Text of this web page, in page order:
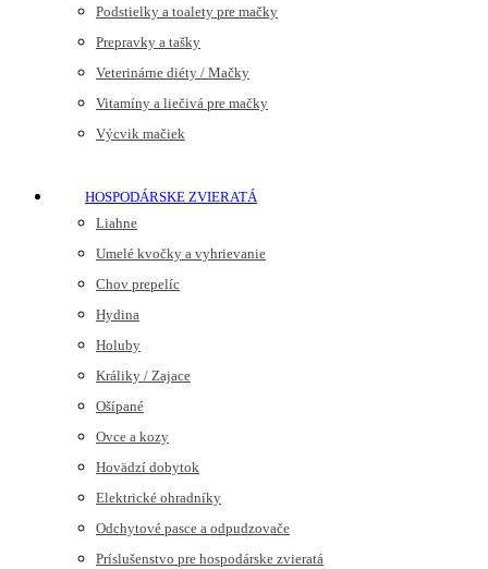
Podstielky a toalety pre mačky
Prepravky a tašky
Veterinárne diéty / Mačky
Vitamíny a liečivá pre mačky
Výcvik mačiek
HOSPODÁRSKE ZVIERATÁ
Liahne
Umelé kvočky a vyhrievanie
Chov prepelíc
Hydina
Holuby
Králiky / Zajace
Ošípané
Ovce a kozy
Hovädzí dobytok
Elektrické ohradníky
Odchytové pasce a odpudzovače
Príslušenstvo pre hospodárske zvieratá